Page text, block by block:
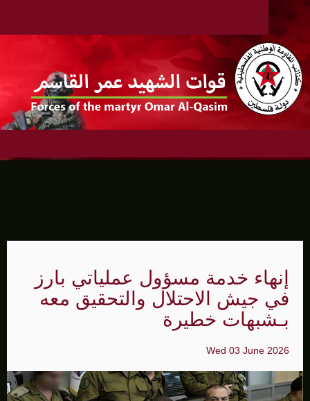
إنهاء خدمة مسؤول عملياتي بارز
في جيش الاحتلال والتحقيق معه
بـشبهات خطيرة
Wed 03 June 2026